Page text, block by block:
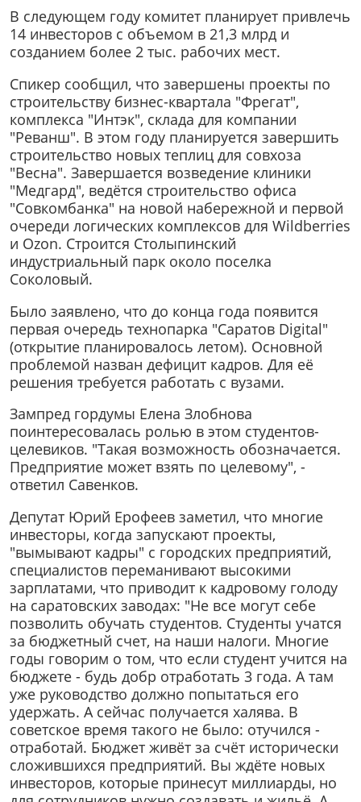
В следующем году комитет планирует привлечь
14 инвесторов с объемом в 21,3 млрд и
созданием более 2 тыс. рабочих мест.
Спикер сообщил, что завершены проекты по
строительству бизнес-квартала "Фрегат",
комплекса "Интэк", склада для компании
"Реванш". В этом году планируется завершить
строительство новых теплиц для совхоза
"Весна". Завершается возведение клиники
"Медгард", ведётся строительство офиса
"Совкомбанка" на новой набережной и первой
очереди логических комплексов для Wildberries
и Ozon. Строится Столыпинский
индустриальный парк около поселка
Соколовый.
Было заявлено, что до конца года появится
первая очередь технопарка "Саратов Digital"
(открытие планировалось летом). Основной
проблемой назван дефицит кадров. Для её
решения требуется работать с вузами.
Зампред гордумы Елена Злобнова
поинтересовалась ролью в этом студентов-
целевиков. "Такая возможность обозначается.
Предприятие может взять по целевому", -
ответил Савенков.
Депутат Юрий Ерофеев заметил, что многие
инвесторы, когда запускают проекты,
"вымывают кадры" с городских предприятий,
специалистов переманивают высокими
зарплатами, что приводит к кадровому голоду
на саратовских заводах: "Не все могут себе
позволить обучать студентов. Студенты учатся
за бюджетный счет, на наши налоги. Многие
годы говорим о том, что если студент учится на
бюджете - будь добр отработать 3 года. А там
уже руководство должно попытаться его
удержать. А сейчас получается халява. В
советское время такого не было: отучился -
отработай. Бюджет живёт за счёт исторически
сложившихся предприятий. Вы ждёте новых
инвесторов, которые принесут миллиарды, но